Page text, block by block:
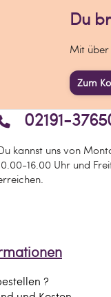
Du
Mit über
Zum
02191-
kannst uns von
16.00 Uhr und
?